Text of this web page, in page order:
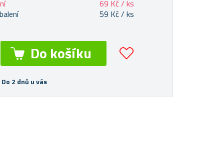
69 Kč / ks
59 Kč / ks
2 dnů u vás